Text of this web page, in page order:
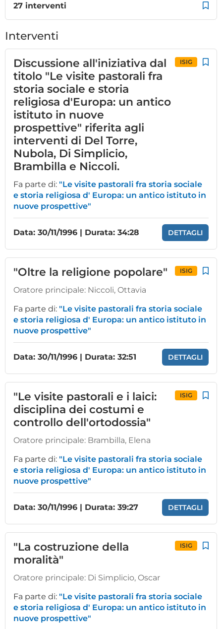
27 interventi
Interventi
Discussione all'iniziativa dal
titolo "Le visite pastorali fra
storia sociale e storia
religiosa d'Europa: un antico
istituto in nuove
prospettive" riferita agli
interventi di Del Torre,
Nubola, Di Simplicio,
Brambilla e Niccoli.
ISIG
Fa parte di: "Le visite pastorali fra storia sociale
e storia religiosa d' Europa: un antico istituto in
nuove prospettive"
Data: 30/11/1996 | Durata: 34:28 DETTAGLI
"Oltre la religione popolare" ISIG
Oratore principale: Niccoli, Ottavia
Fa parte di: "Le visite pastorali fra storia sociale
e storia religiosa d' Europa: un antico istituto in
nuove prospettive"
Data: 30/11/1996 | Durata: 32:51 DETTAGLI
"Le visite pastorali e i laici:
disciplina dei costumi e
controllo dell'ortodossia"
ISIG
Oratore principale: Brambilla, Elena
Fa parte di: "Le visite pastorali fra storia sociale
e storia religiosa d' Europa: un antico istituto in
nuove prospettive"
Data: 30/11/1996 | Durata: 39:27 DETTAGLI
"La costruzione della
moralità"
ISIG
Oratore principale: Di Simplicio, Oscar
Fa parte di: "Le visite pastorali fra storia sociale
e storia religiosa d' Europa: un antico istituto in
nuove prospettive"